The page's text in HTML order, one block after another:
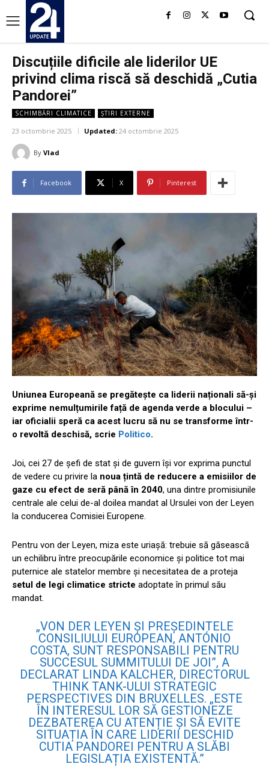
Discuțiile dificile ale liderilor UE
privind clima riscă să deschidă „Cutia
Pandorei”
SCHIMBĂRI CLIMATICE ȘTIRI EXTERNE
23 octombrie 2025 Updated: 24 octombrie 2025
By Vlad
Facebook X Pinterest
Uniunea Europeană se pregătește ca liderii naționali să-și
exprime nemulțumirile față de agenda verde a blocului –
iar oficialii speră ca acest lucru să nu se transforme într-
o revoltă deschisă, scrie Politico.
Joi, cei 27 de șefi de stat și de guvern își vor exprima punctul
de vedere cu privire la noua țintă de reducere a emisiilor de
gaze cu efect de seră până în 2040, una dintre promisiunile
centrale ale celui de-al doilea mandat al Ursulei von der Leyen
la conducerea Comisiei Europene.
Pentru von der Leyen, miza este uriașă: trebuie să găsească
un echilibru între preocupările economice și politice tot mai
puternice ale statelor membre și necesitatea de a proteja
setul de legi climatice stricte adoptate în primul său
mandat.
„VON DER LEYEN ȘI PREȘEDINTELE
CONSILIULUI EUROPEAN, ANTÓNIO
COSTA, SUNT RESPONSABILI PENTRU
SUCCESUL SUMMITULUI DE JOI”, A
DECLARAT LINDA KALCHER, DIRECTORUL
THINK TANK-ULUI STRATEGIC
PERSPECTIVES DIN BRUXELLES. „ESTE
ÎN INTERESUL LOR SĂ GESTIONEZE
DEZBATEREA CU ATENȚIE ȘI SĂ EVITE
SITUAȚIA ÎN CARE LIDERII DESCHID
CUTIA PANDOREI PENTRU A SLĂBI
LEGISLAȚIA EXISTENTĂ.”